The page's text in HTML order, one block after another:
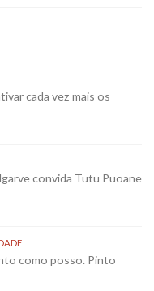
cada vez mais os
convida Tutu Puoane
como posso. Pinto